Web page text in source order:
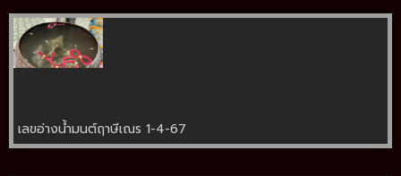
เลขอ่างน้ำมนต์ฤาษีเณร 1-4-67